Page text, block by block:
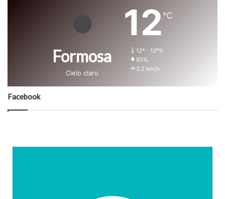
Formosa
Cielo claro
12 ℃
12º - 12º%
85%
3.2 km/h
Facebook